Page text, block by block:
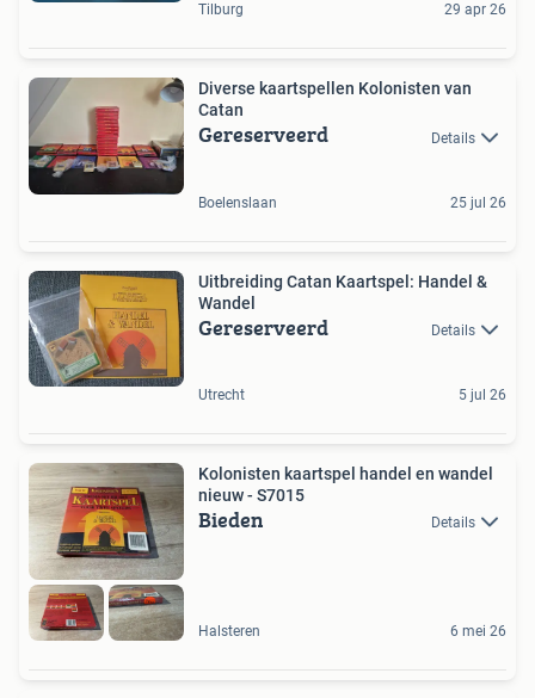
Tilburg 29 apr 26
Diverse kaartspellen Kolonisten van
Catan
Gereserveerd Details
Boelenslaan 25 jul 26
Uitbreiding Catan Kaartspel: Handel &
Wandel
Gereserveerd Details
Utrecht 5 jul 26
Kolonisten kaartspel handel en wandel
nieuw - S7015
Bieden Details
Halsteren 6 mei 26